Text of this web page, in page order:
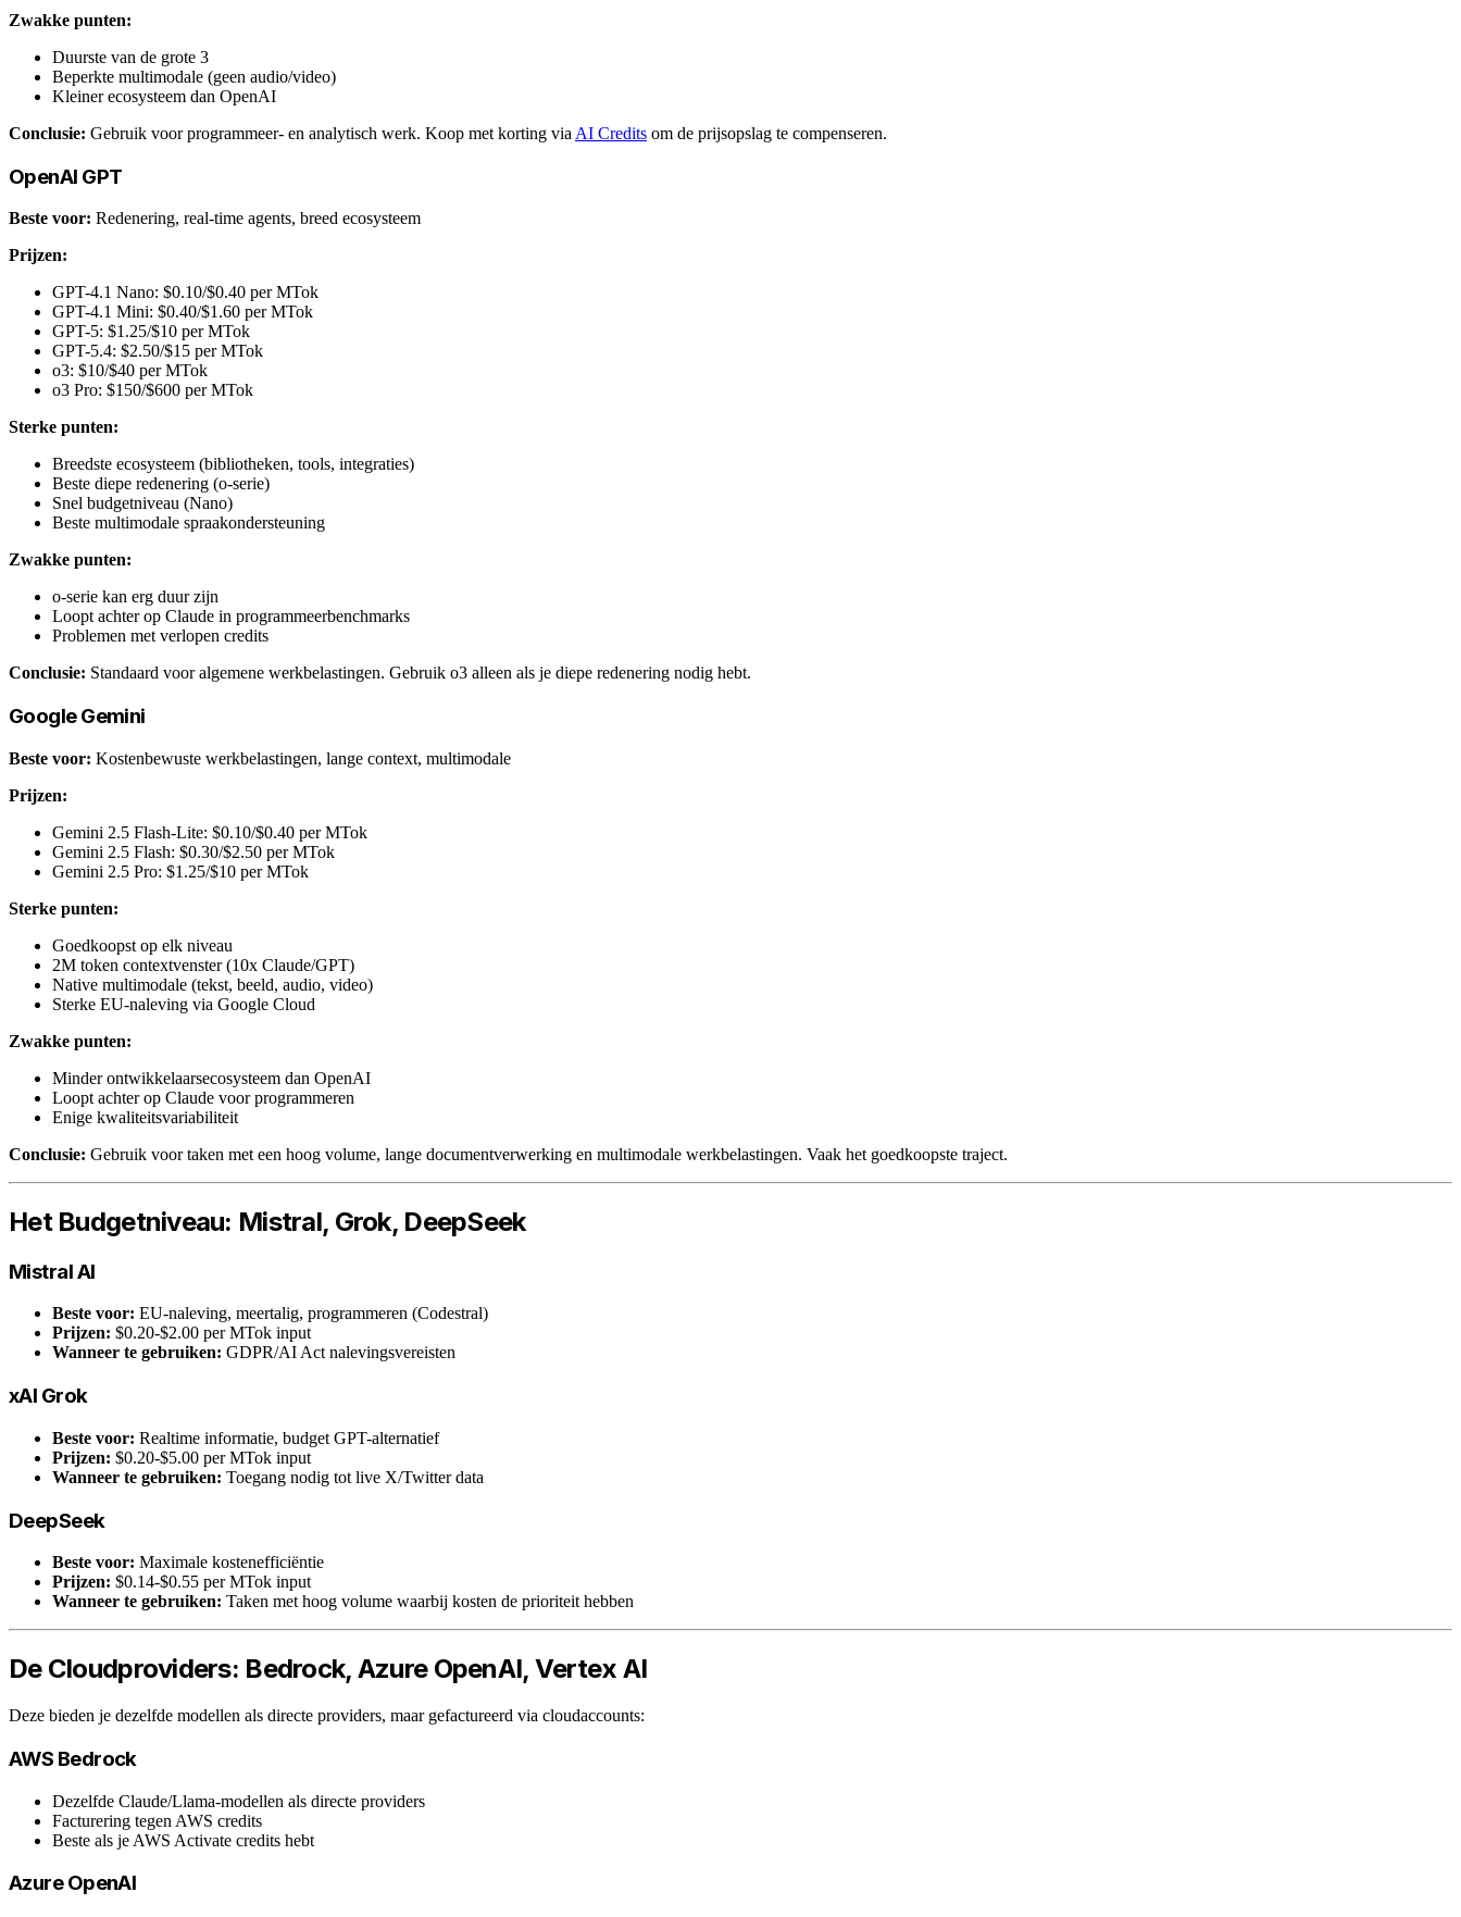
Zwakke punten:
Duurste van de grote 3
Beperkte multimodale (geen audio/video)
Kleiner ecosysteem dan OpenAI
Conclusie: Gebruik voor programmeer- en analytisch werk. Koop met korting via AI Credits om de prijsopslag te compenseren.
OpenAI GPT
Beste voor: Redenering, real-time agents, breed ecosysteem
Prijzen:
GPT-4.1 Nano: $0.10/$0.40 per MTok
GPT-4.1 Mini: $0.40/$1.60 per MTok
GPT-5: $1.25/$10 per MTok
GPT-5.4: $2.50/$15 per MTok
o3: $10/$40 per MTok
o3 Pro: $150/$600 per MTok
Sterke punten:
Breedste ecosysteem (bibliotheken, tools, integraties)
Beste diepe redenering (o-serie)
Snel budgetniveau (Nano)
Beste multimodale spraakondersteuning
Zwakke punten:
o-serie kan erg duur zijn
Loopt achter op Claude in programmeerbenchmarks
Problemen met verlopen credits
Conclusie: Standaard voor algemene werkbelastingen. Gebruik o3 alleen als je diepe redenering nodig hebt.
Google Gemini
Beste voor: Kostenbewuste werkbelastingen, lange context, multimodale
Prijzen:
Gemini 2.5 Flash-Lite: $0.10/$0.40 per MTok
Gemini 2.5 Flash: $0.30/$2.50 per MTok
Gemini 2.5 Pro: $1.25/$10 per MTok
Sterke punten:
Goedkoopst op elk niveau
2M token contextvenster (10x Claude/GPT)
Native multimodale (tekst, beeld, audio, video)
Sterke EU-naleving via Google Cloud
Zwakke punten:
Minder ontwikkelaarsecosysteem dan OpenAI
Loopt achter op Claude voor programmeren
Enige kwaliteitsvariabiliteit
Conclusie: Gebruik voor taken met een hoog volume, lange documentverwerking en multimodale werkbelastingen. Vaak het goedkoopste traject.
Het Budgetniveau: Mistral, Grok, DeepSeek
Mistral AI
Beste voor: EU-naleving, meertalig, programmeren (Codestral)
Prijzen: $0.20-$2.00 per MTok input
Wanneer te gebruiken: GDPR/AI Act nalevingsvereisten
xAI Grok
Beste voor: Realtime informatie, budget GPT-alternatief
Prijzen: $0.20-$5.00 per MTok input
Wanneer te gebruiken: Toegang nodig tot live X/Twitter data
DeepSeek
Beste voor: Maximale kostenefficiëntie
Prijzen: $0.14-$0.55 per MTok input
Wanneer te gebruiken: Taken met hoog volume waarbij kosten de prioriteit hebben
De Cloudproviders: Bedrock, Azure OpenAI, Vertex AI
Deze bieden je dezelfde modellen als directe providers, maar gefactureerd via cloudaccounts:
AWS Bedrock
Dezelfde Claude/Llama-modellen als directe providers
Facturering tegen AWS credits
Beste als je AWS Activate credits hebt
Azure OpenAI